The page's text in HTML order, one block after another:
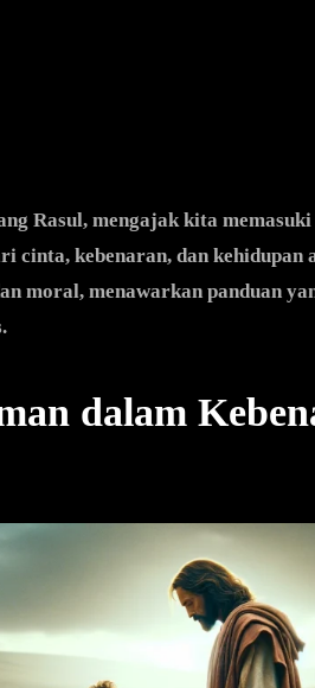
Rasul, mengajak kita
cinta, kebenaran, dan
moral, menawarkan panduan
dalam